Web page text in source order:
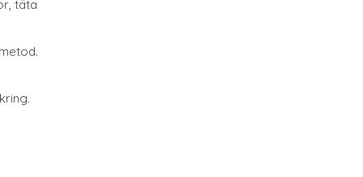
täta